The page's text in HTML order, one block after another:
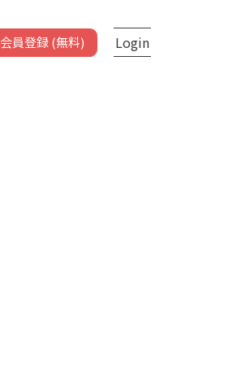
会員登録 (無料) Login